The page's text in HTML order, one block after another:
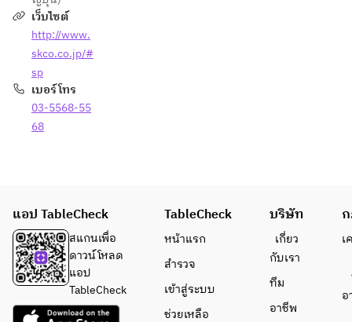
เว็บไซต์
http://www.
skco.co.jp/#
sp
เบอร์โทร
03-5568-55
68
แอป TableCheck
สแกนเพื่อ
ดาวน์โหลด
แอป
TableCheck
TableCheck
หน้าแรก
สำรวจ
เข้าสู่ระบบ
ช่วยเหลือ
บริษัท
เกี่ยว
กับเรา
ทีม
อาชีพ
เ
อ